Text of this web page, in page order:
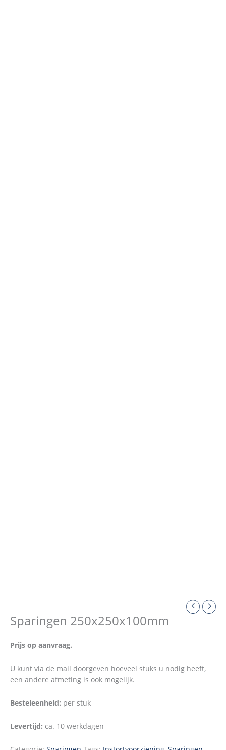
Sparingen 250x250x100mm
Prijs op aanvraag.
U kunt via de mail doorgeven hoeveel stuks u nodig heeft,
een andere afmeting is ook mogelijk.
Besteleenheid: per stuk
Levertijd: ca. 10 werkdagen